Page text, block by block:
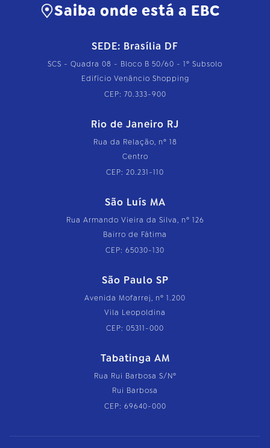
Saiba onde está a EBC
SEDE: Brasília DF
SCS - Quadra 08 - Bloco B 50/60 - 1º Subsolo
Edifício Venâncio Shopping
CEP: 70.333-900
Rio de Janeiro RJ
Rua da Relação, nº 18
Centro
CEP: 20.231-110
São Luís MA
Rua Armando Vieira da Silva, nº 126
Bairro de Fátima
CEP: 65030-130
São Paulo SP
Avenida Mofarrej, nº 1.200
Vila Leopoldina
CEP: 05311-000
Tabatinga AM
Rua Rui Barbosa S/Nº
Rui Barbosa
CEP: 69640-000